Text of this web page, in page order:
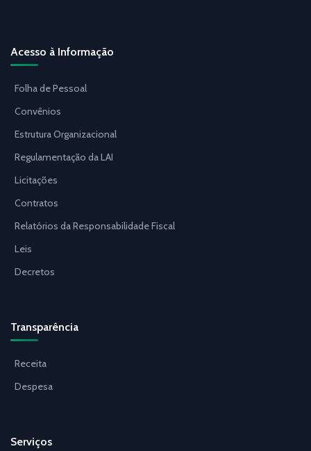
Acesso à Informação
Folha de Pessoal
Convênios
Estrutura Organizacional
Regulamentação da LAI
Licitações
Contratos
Relatórios da Responsabilidade Fiscal
Leis
Decretos
Transparência
Receita
Despesa
Serviços